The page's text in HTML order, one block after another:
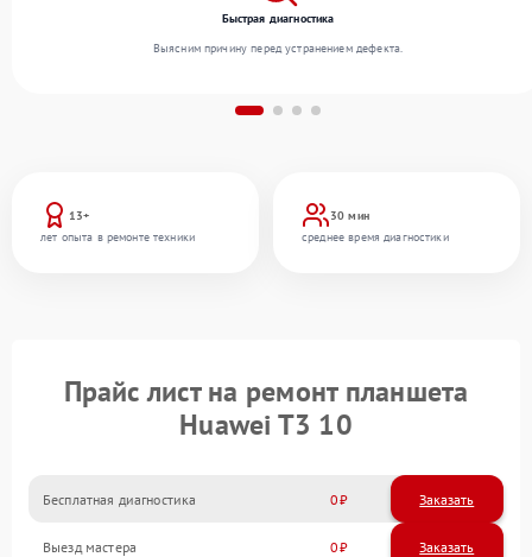
13+
лет опыта в ремонте техники
30 мин
среднее время диагностики
Быстрая диагностика
Выясним причину перед устранением дефекта.
Прайс лист на ремонт планшета
Huawei T3 10
Бесплатная диагностика 0 Заказать
Выезд мастера 0 Заказать